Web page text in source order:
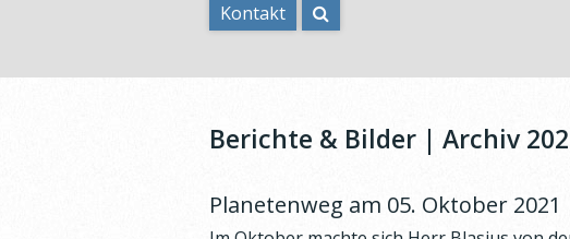
Kontakt
Berichte & Bilder | Archiv
Planetenweg am 05. Oktober 2021